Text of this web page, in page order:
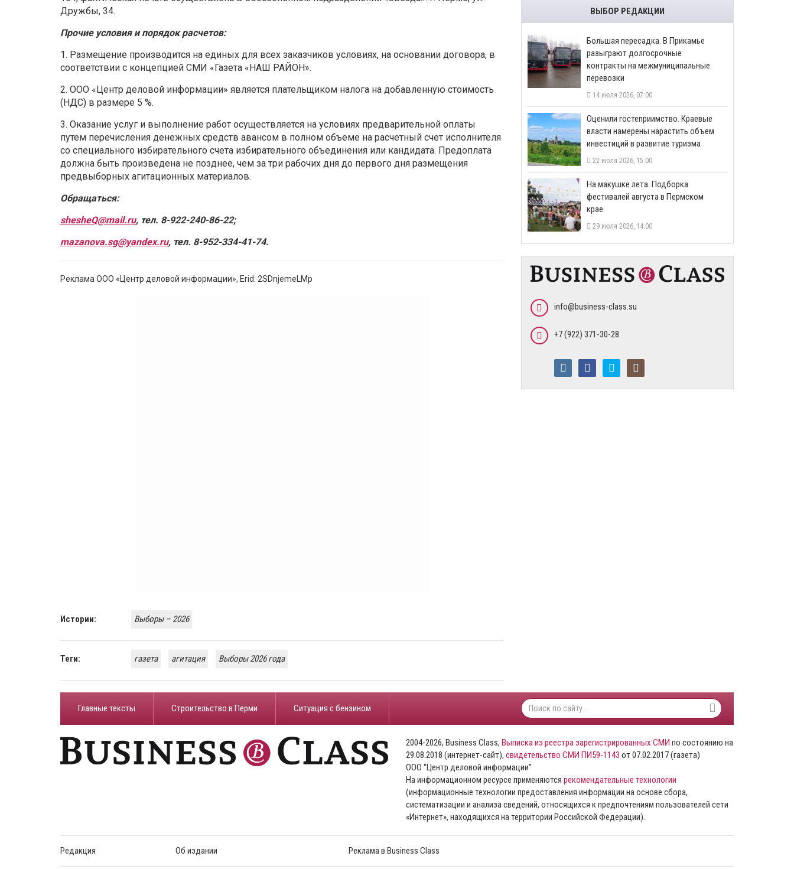
Дружбы, 34.
Прочие условия и порядок расчетов:
1. Размещение производится на единых для всех заказчиков условиях, на основании договора, в
соответствии с концепцией СМИ «Газета «НАШ РАЙОН».
2. ООО «Центр деловой информации» является плательщиком налога на добавленную стоимость
(НДС) в размере 5 %.
3. Оказание услуг и выполнение работ осуществляется на условиях предварительной оплаты
путем перечисления денежных средств авансом в полном объеме на расчетный счет исполнителя
со специального избирательного счета избирательного объединения или кандидата. Предоплата
должна быть произведена не позднее, чем за три рабочих дня до первого дня размещения
предвыборных агитационных материалов.
Обращаться:
shesheQ@mail.ru, тел. 8-922-240-86-22;
mazanova.sg@yandex.ru, тел. 8-952-334-41-74.
Реклама ООО «Центр деловой информации», Erid: 2SDnjemeLMp
Истории: ​Выборы – 2026
Теги: газета агитация Выборы 2026 года
ВЫБОР РЕДАКЦИИ
Большая пересадка. В Прикамье
разыграют долгосрочные
контракты на межмуниципальные
перевозки
14 июля 2026, 07:00
Оценили гостеприимство. Краевые
власти намерены нарастить объем
инвестиций в развитие туризма
22 июля 2026, 15:00
На макушке лета. Подборка
фестивалей августа в Пермском
крае
29 июля 2026, 14:00
info@business-class.su
+7 (922) 371-30-28
Главные тексты Строительство в Перми ​Ситуация с бензином
2004-2026, Business Class, Выписка из реестра зарегистрированных СМИ по состоянию на
29.08.2018 (интернет-сайт), свидетельство СМИ ПИ59-1143 от 07.02.2017 (газета)
ООО “Центр деловой информации”
На информационном ресурсе применяются рекомендательные технологии
(информационные технологии предоставления информации на основе сбора,
систематизации и анализа сведений, относящихся к предпочтениям пользователей сети
«Интернет», находящихся на территории Российской Федерации).
Редакция Об издании Реклама в Business Class